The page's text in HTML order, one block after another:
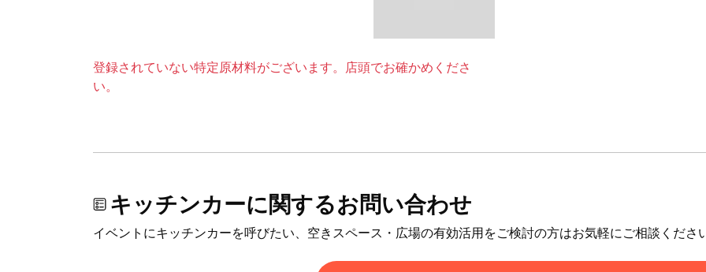
登録されていない特定原材料がございます。店頭でお確かめくださ
い。
キッチンカーに関するお問い合わせ
イベントにキッチンカーを呼びたい、空きスペース・広場の有効活用をご検討の方はお気軽にご相談くださ